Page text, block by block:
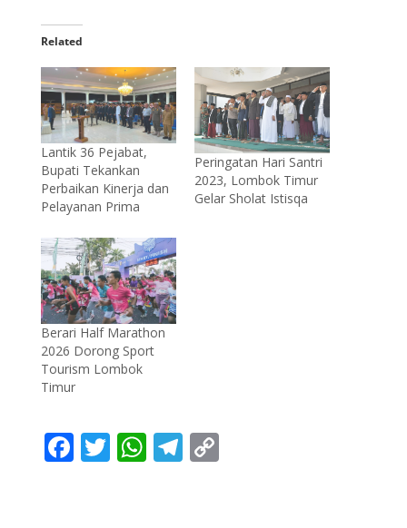
Related
Lantik 36 Pejabat,
Bupati Tekankan
Perbaikan Kinerja dan
Pelayanan Prima
Peringatan Hari Santri
2023, Lombok Timur
Gelar Sholat Istisqa
Berari Half Marathon
2026 Dorong Sport
Tourism Lombok
Timur
F T W T C